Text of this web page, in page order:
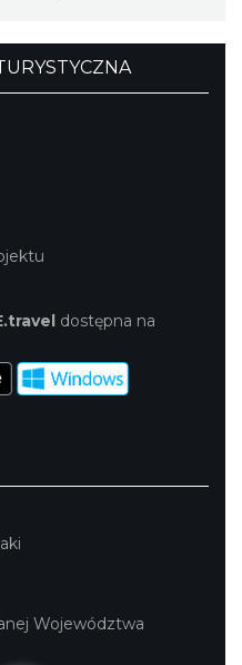
dostępna na
Województwa